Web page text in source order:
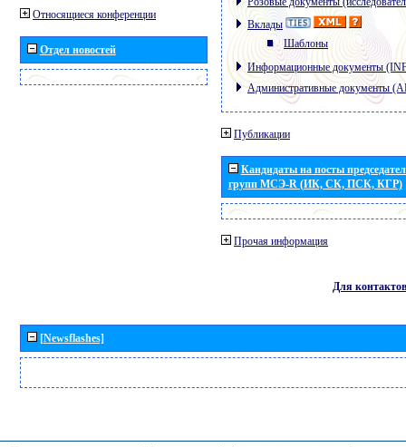
Относящиеся конференции
Отдел новостей
Вклады
Шаблоны
Информационные документы
Административные документы
Публикации
Кандидаты на посты
групп МСЭ-R (ИК, СК, ПСК, КГР)
Прочая информация
Для контактов
[Newsflashes]